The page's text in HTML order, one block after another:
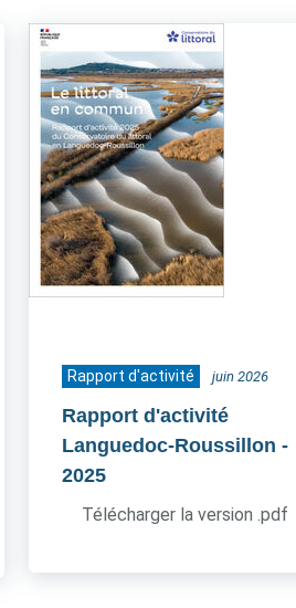
Rapport d'activité juin 2026
Rapport d'activité
Languedoc-Roussillon -
2025
Télécharger la version .pdf